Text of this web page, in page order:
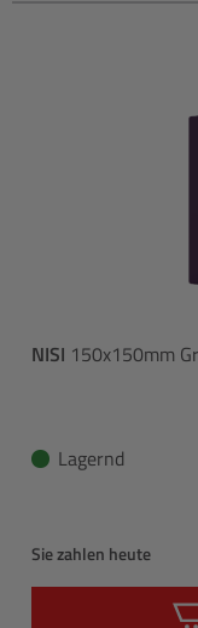
NISI 150x150mm
Lagernd
Sie zahlen heute